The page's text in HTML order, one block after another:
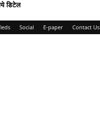
डिटेल
Social E-paper Contact Us